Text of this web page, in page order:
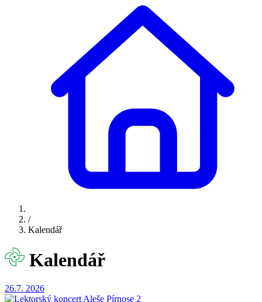
/
Kalendář
Kalendář
26.7. 2026